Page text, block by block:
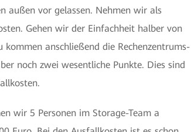
außen vor gelassen. Nehmen wir als
Gehen wir der Einfachheit halber von
anschließend die Rechenzentrums-
noch zwei wesentliche Punkte. Dies sind
wir 5 Personen im Storage-Team a